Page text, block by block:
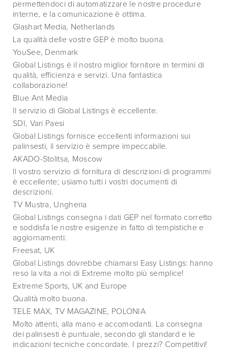
permettendoci di automatizzare le nostre procedure
interne, e la comunicazione è ottima.
Glashart Media, Netherlands
La qualità delle vostre GEP è molto buona.
YouSee, Denmark
Global Listings è il nostro miglior fornitore in termini di
qualità, efficienza e servizi. Una fantastica
collaborazione!
Blue Ant Media
Il servizio di Global Listings è eccellente.
SDI, Vari Paesi
Global Listings fornisce eccellenti informazioni sui
palinsesti, il servizio è sempre impeccabile.
AKADO-Stolitsa, Moscow
Il vostro servizio di fornitura di descrizioni di programmi
è eccellente; usiamo tutti i vostri documenti di
descrizioni.
TV Mustra, Ungheria
Global Listings consegna i dati GEP nel formato corretto
e soddisfa le nostre esigenze in fatto di tempistiche e
aggiornamenti.
Freesat, UK
Global Listings dovrebbe chiamarsi Easy Listings: hanno
reso la vita a noi di Extreme molto più semplice!
Extreme Sports, UK and Europe
Qualità molto buona.
TELE MAX, TV MAGAZINE, POLONIA
Molto attenti, alla mano e accomodanti. La consegna
dei palinsesti è puntuale, secondo gli standard e le
indicazioni tecniche concordate. I prezzi? Competitivi!